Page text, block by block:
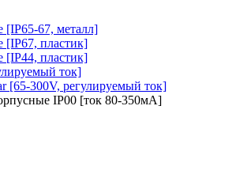
[IP65-67, металл]
[IP67, пластик]
[IP44, пластик]
ток]
[65-300V, регулируемый ток]
IP00 [ток 80-350мА]